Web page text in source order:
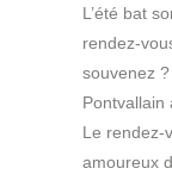
L’été bat
rendez-
souvenez
Pontvallain
Le rendez-
amoureux